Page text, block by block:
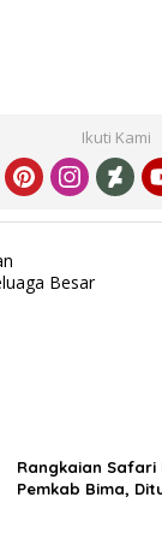
Ikuti Kami
Besar
Rangkaian Safari
Pemkab Bima,